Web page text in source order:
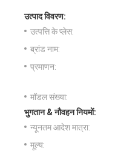
उत्पाद विवरण:
उत्पत्ति के प्लेस:
ब्रांड नाम:
प्रमाणन:
मॉडल संख्या:
भुगतान & नौवहन नियमों:
न्यूनतम आदेश मात्रा:
मूल्य: